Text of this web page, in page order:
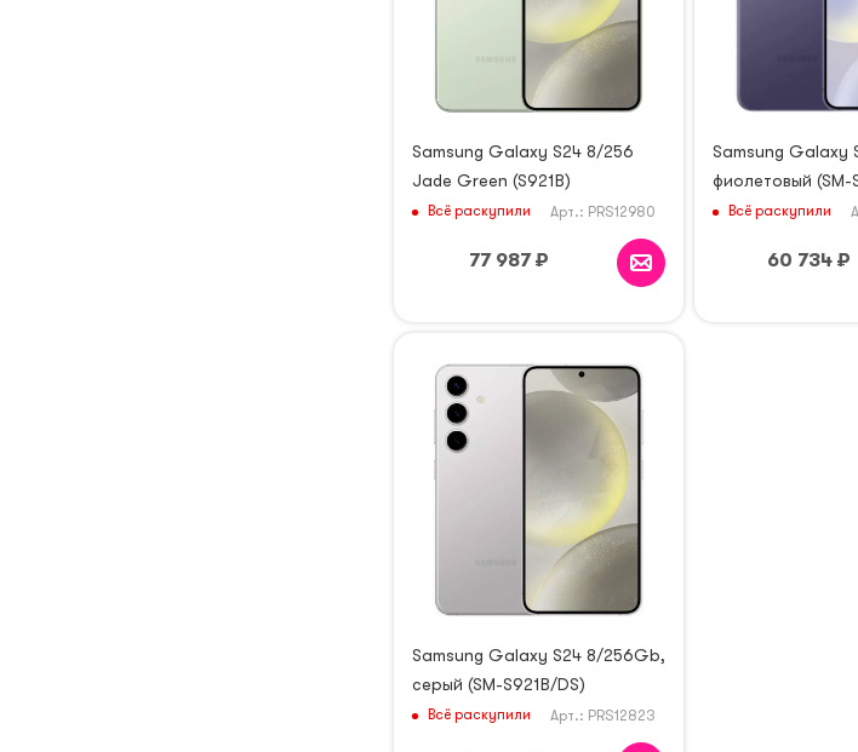
Samsung Galaxy S24 8/256
Jade Green (S921B)
Всё раскупили Арт.: PRS12980
77 987₽
Samsung Galaxy
фиолетовый (SM-
Всё раскупили
60 734 ₽
Samsung Galaxy S24 8/256Gb,
серый (SM-S921B/DS)
Всё раскупили Арт.: PRS12823